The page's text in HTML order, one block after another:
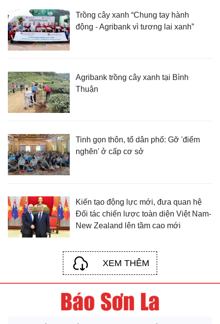
Trồng cây xanh “Chung tay hành
động - Agribank vì tương lai xanh”
Agribank trồng cây xanh tại Bình
Thuận
Tinh gọn thôn, tổ dân phố: Gỡ 'điểm
nghẽn' ở cấp cơ sở
Kiến tạo động lực mới, đưa quan hệ
Đối tác chiến lược toàn diện Việt Nam-
New Zealand lên tầm cao mới
XEM THÊM